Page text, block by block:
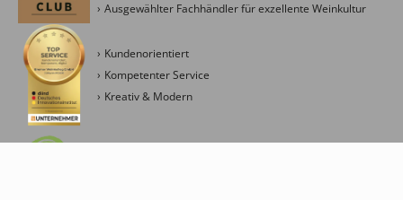
Ausgewählter Fachhändler für exzellente Weinkultur
Kundenorientiert
Kompetenter Service
Kreativ & Modern